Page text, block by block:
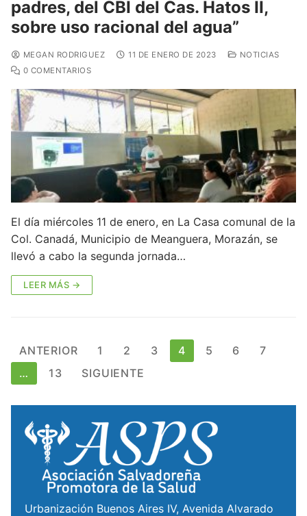
padres, del CBI del Cas. Hatos II,
sobre uso racional del agua”
MEGAN RODRIGUEZ 11 DE ENERO DE 2023
NOTICIAS
0 COMENTARIOS
El día miércoles 11 de enero, en La Casa comunal de la
Col. Canadá, Municipio de Meanguera, Morazán, se
llevó a cabo la segunda jornada…
LEER MÁS →
ANTERIOR 1 2 3 4 5 6
7
…
13 SIGUIENTE
Urbanización Buenos Aires IV, Avenida Alvarado